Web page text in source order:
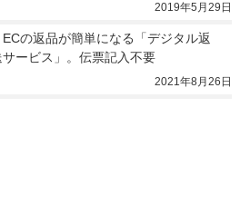
2019年5月29日
の返品が簡単になる「デジタル返
ービス」。伝票記入不要
2021年8月26日